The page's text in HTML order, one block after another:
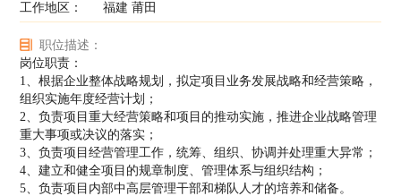
工作地区：
福建 莆田
职位描述：
岗位职责：
1、根据企业整体战略规划，拟定项目业务发展战略和经营策略，
组织实施年度经营计划；
2、负责项目重大经营策略和项目的推动实施，推进企业战略管理
重大事项或决议的落实；
3、负责项目经营管理工作，统筹、组织、协调并处理重大异常；
4、建立和健全项目的规章制度、管理体系与组织结构；
5、负责项目内部中高层管理干部和梯队人才的培养和储备。